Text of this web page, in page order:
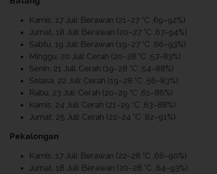
Kamis, 17 Juli: Berawan (21–27 °C ,69–92%)
Jumat, 18 Juli: Berawan (20–27 °C ,67–94%)
Sabtu, 19 Juli: Berawan (19–27 °C ,66–93%)
Minggu, 20 Juli: Cerah (20–28 °C ,57–83%)
Senin, 21 Juli: Cerah (19–28 °C ,54–88%)
Selasa, 22 Juli: Cerah (19–28 °C ,56–83%)
Rabu, 23 Juli: Cerah (20–29 °C ,61–86%)
Kamis, 24 Juli: Cerah (21–29 °C ,63–88%)
Jumat, 25 Juli: Cerah (22–24 °C ,82–91%)
Pekalongan
Kamis, 17 Juli: Berawan (22–28 °C ,66–90%)
Jumat, 18 Juli: Berawan (20–28 °C ,64–93%)